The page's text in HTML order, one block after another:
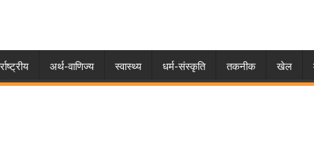
अर्थ-वाणिज्य स्वास्थ्य धर्म-संस्कृति तकनीक खेल